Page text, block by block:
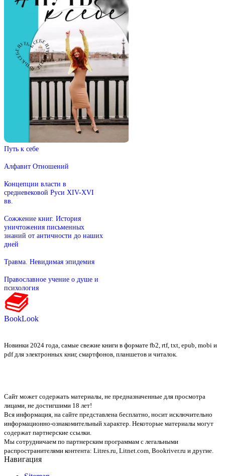
Путь к себе
Алфавит Отношений
Концепции власти в
средневековой Руси XIV-XVI
вв.
Сожжение книг. История
уничтожения письменных
знаний от античности до наших
дней
Травма. Невидимая эпидемия
Православное учение о душе и
психология
BookLook
Новинки 2024 года, самые свежие книги в формате fb2, rtf, txt, epub, mobi и
pdf для электронных книг, смартфонов, планшетов и читалок.
Сайт может содержать материалы, не предназначенные для просмотра
лицами, не достигшими 18 лет!
Вся информация, на сайте представлена бесплатно, носит исключительно
информационно-ознакомительный характер. Некоторые материалы могут
содержат партнерские ссылки.
Мы сотрудничаем по партнерским программам с легальными
распространителями контента: Litres.ru, Litnet.com, Bookriver.ru и другие.
Навигация